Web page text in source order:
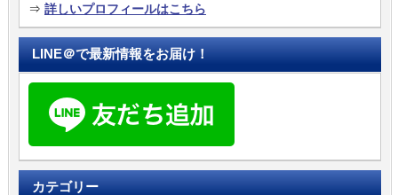
⇒ 詳しいプロフィールはこちら
LINE＠で最新情報をお届け！
カテゴリー